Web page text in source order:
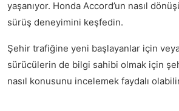
yaşanıyor. Honda Accord’un nasıl
sürüş deneyimini keşfedin.
Şehir trafiğine yeni başlayanlar için
sürücülerin de bilgi sahibi olmak için
nasıl konusunu incelemek faydalı